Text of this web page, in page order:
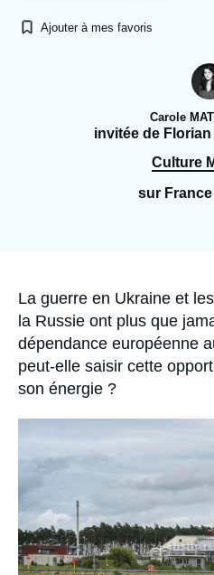
Se
À propos de l'Ifri
Ajouter à mes favoris
Carole
invitée de
Culture
sur
Accroche
La guerre en Ukraine et
la Russie ont plus que
dépendance européenne
peut-elle saisir cette
son énergie ?
médiatique